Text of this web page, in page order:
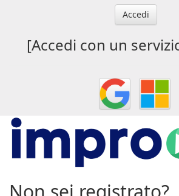
Accedi
[Accedi con un